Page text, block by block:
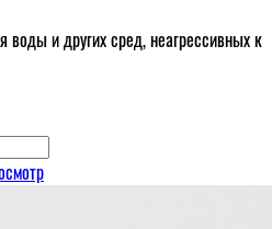
и других сред, неагрессивных к